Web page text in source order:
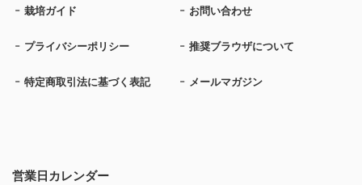
営業日カレンダー
栽培ガイド お問い合わせ
プライバシーポリシー 推奨ブラウザについて
特定商取引法に基づく表記 メールマガジン